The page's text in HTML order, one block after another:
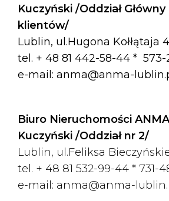
Kuczyński /Oddział
klientów/
Lublin, ul.Hugona Kołłątaja 4
tel. + 48 81 442-58-44 * 573-
e-mail: anma@anma-
Biuro Nieruchomości
Kuczyński /Oddział nr 2/
Lublin, ul.Feliksa
tel. + 48 81 532-99-44 * 731-
e-mail: anma@anma-